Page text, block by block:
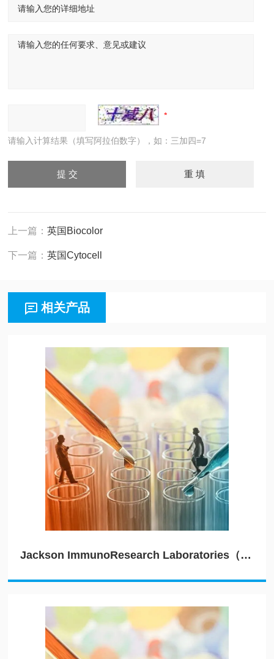
请输入计算结果（填写阿拉伯数字），如：三加四=7
上一篇：英国Biocolor
下一篇：英国Cytocell
相关产品
Jackson ImmunoResearch Laboratories（JIRL）